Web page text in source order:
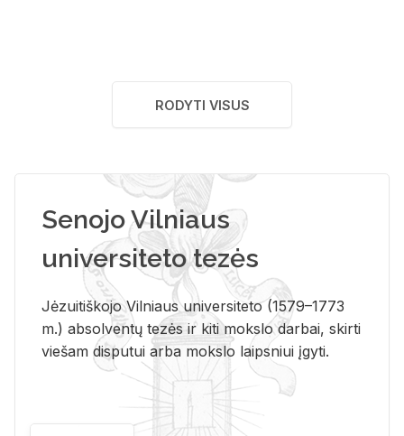
RODYTI VISUS
Senojo Vilniaus
universiteto tezės
Jėzuitiškojo Vilniaus universiteto (1579–1773
m.) absolventų tezės ir kiti mokslo darbai, skirti
viešam disputui arba mokslo laipsniui įgyti.